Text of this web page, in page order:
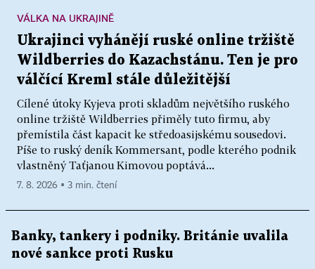
Ukrajinci vyhánějí ruské online tržiště
Wildberries do Kazachstánu. Ten je pro
válčící Kreml stále důležitější
Cílené útoky Kyjeva proti skladům největšího ruského
online tržiště Wildberries přiměly tuto firmu, aby
přemístila část kapacit ke středoasijskému sousedovi.
Píše to ruský deník Kommersant, podle kterého podnik
vlastněný Taťjanou Kimovou poptává...
VÁLKA NA UKRAJINĚ
7. 8. 2026 ▪ 3 min. čtení
Banky, tankery i podniky. Británie uvalila
nové sankce proti Rusku